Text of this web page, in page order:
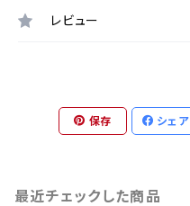
レビュー
保存 シェア
最近チェックした商品